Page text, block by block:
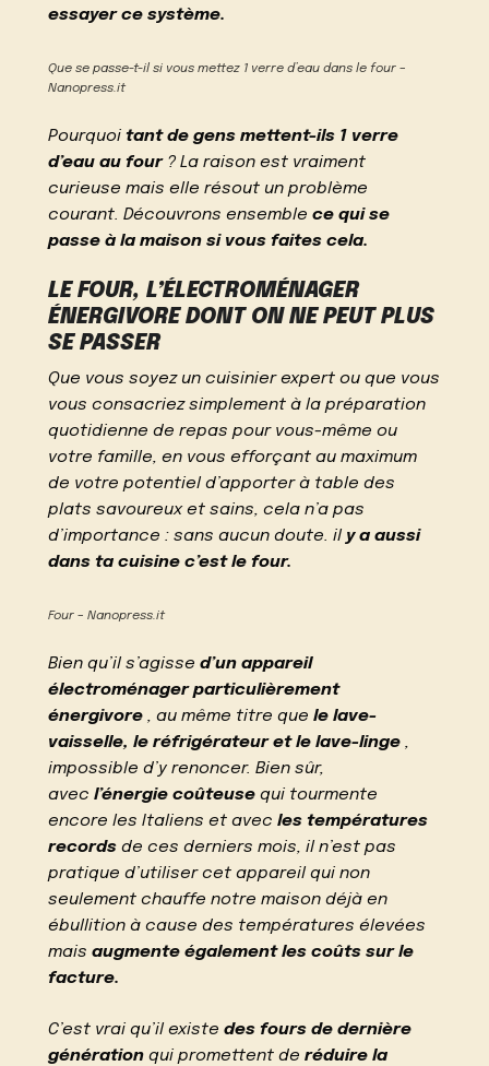
essayer ce système.
Que se passe-t-il si vous mettez 1 verre d’eau dans le four –
Nanopress.it
Pourquoitant de gens mettent-ils 1 verre
d’eau au four? La raison est vraiment
curieuse mais elle résout un problème
courant. Découvrons ensemblece qui se
passe à la maison si vous faites cela.
LE FOUR, L’ÉLECTROMÉNAGER
ÉNERGIVORE DONT ON NE PEUT PLUS
SE PASSER
Que vous soyez un cuisinier expert ou que vous
vous consacriez simplement à la préparation
quotidienne de repas pour vous-même ou
votre famille, en vous efforçant au maximum
de votre potentiel d’apporter à table des
plats savoureux et sains, cela n’a pas
d’importance : sans aucun doute. il y a aussi
dans ta cuisine c’est le four.
Four – Nanopress.it
Bien qu’il s’agissed’un appareil
électroménager particulièrement
énergivore , au même titre quele lave-
vaisselle, le réfrigérateur et le lave-linge ,
impossible d’y renoncer. Bien sûr,
avecl’énergie coûteuse qui tourmente
encore les Italiens et avecles températures
records de ces derniers mois, il n’est pas
pratique d’utiliser cet appareil qui non
seulement chauffe notre maison déjà en
ébullition à cause des températures élevées
maisaugmente également les coûts sur le
facture.
C’est vrai qu’il existedes fours de dernière
génération qui promettent deréduire la